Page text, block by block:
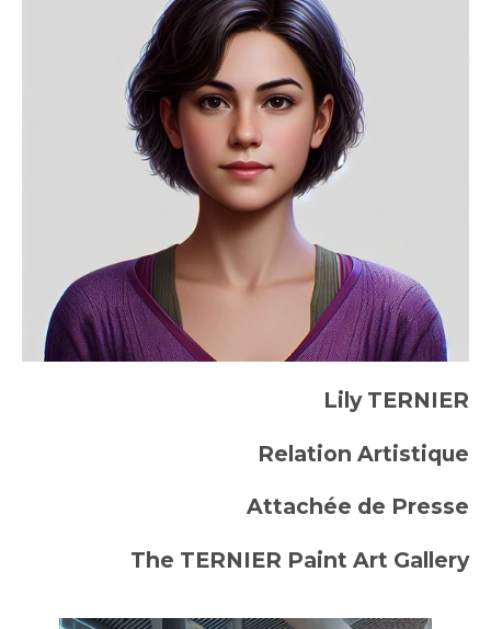
Lily TERNIER
Relation Artistique
Attachée de Presse
The TERNIER Paint Art Gallery